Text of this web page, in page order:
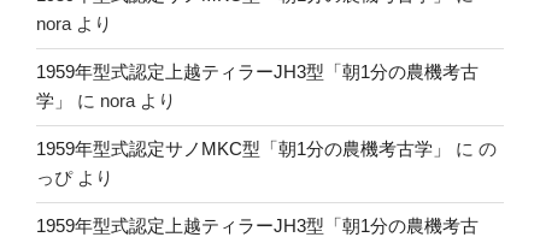
nora より
1959年型式認定上越ティラーJH3型「朝1分の農機考古
学」
に nora より
1959年型式認定サノMKC型「朝1分の農機考古学」 に の
っぴより
1959年型式認定上越ティラーJH3型「朝1分の農機考古